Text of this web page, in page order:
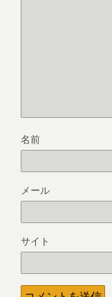
名前
メール
サイト